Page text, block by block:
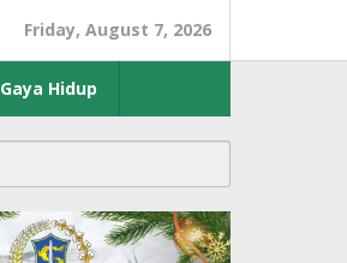
Friday, August 7, 2026
Gaya Hidup